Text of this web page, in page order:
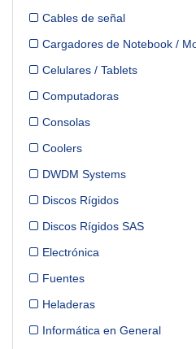
Cables de señal
Cargadores de Notebook /
Celulares / Tablets
Computadoras
Consolas
Coolers
DWDM Systems
Discos Rígidos
Discos Rígidos SAS
Electrónica
Fuentes
Heladeras
Informática en General